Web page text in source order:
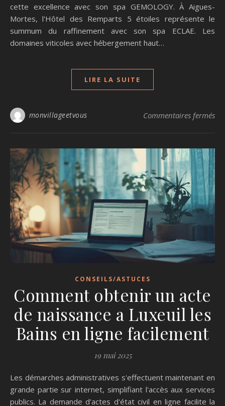
cette excellence avec son spa GEMOLOGY. À Aigues-
Mortes, l'Hôtel des Remparts 5 étoiles représente le
summum du raffinement avec son spa ECLAE. Les
domaines viticoles avec hébergement haut…
LIRE LA SUITE
monvillageetvous Commentaires fermés
CONSEILS/ASTUCES
Comment obtenir un acte
de naissance a Luxeuil les
Bains en ligne facilement
19 mai 2025
Les démarches administratives s'effectuent maintenant en
grande partie sur internet, simplifiant l'accès aux services
publics. La demande d'actes d'état civil en ligne facilite la